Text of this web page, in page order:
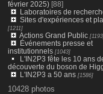
février 2025)[88]
Laboratoires de
Sites d'expériences et
[1211]
Actions Grand Public
Événements presse et
institutionnels[1043]
L'IN2P3 fête les 10 ans
découverte du boson de
L'IN2P3 a 50 ans[1586]
10428 photos